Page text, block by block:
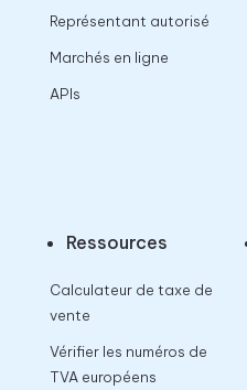
Représentant autorisé
Marchés en ligne
APIs
Ressources
Calculateur de taxe de
vente
Vérifier les numéros de
TVA européens